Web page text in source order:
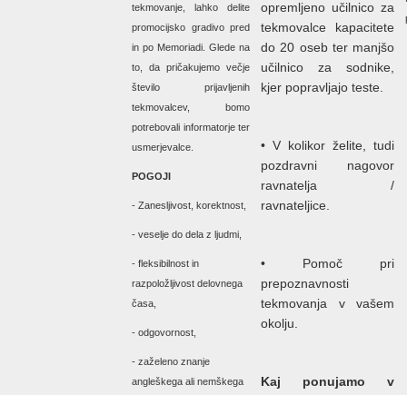
tekmovanje, lahko delite
promocijsko gradivo pred
in po Memoriadi. Glede na
to, da pričakujemo večje
število prijavljenih
tekmovalcev, bomo
potrebovali informatorje ter
usmerjevalce.
POGOJI
- Zanesljivost, korektnost,
- veselje do dela z ljudmi,
- fleksibilnost in
razpoložljivost delovnega
časa,
- odgovornost,
- zaželeno znanje
angleškega ali nemškega
opremljeno učilnico za
tekmovalce kapacitete
do 20 oseb ter manjšo
učilnico za sodnike,
kjer popravljajo teste.
• V kolikor želite, tudi
pozdravni nagovor
ravnatelja /
ravnateljice.
• Pomoč pri
prepoznavnosti
tekmovanja v vašem
okolju.
Kaj ponujamo v